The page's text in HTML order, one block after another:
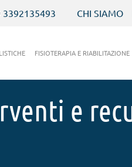
3392135493 CHI SIAMO
FISIOTERAPIA E RIABILITAZIONE
e